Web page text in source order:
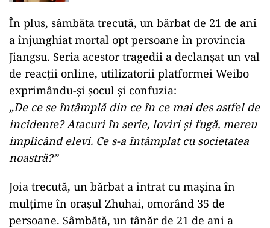
În plus, sâmbăta trecută, un bărbat de 21 de ani
a înjunghiat mortal opt persoane în provincia
Jiangsu. Seria acestor tragedii a declanșat un val
de reacții online, utilizatorii platformei Weibo
exprimându-și șocul și confuzia:
„De ce se întâmplă din ce în ce mai des astfel de
incidente? Atacuri în serie, loviri și fugă, mereu
implicând elevi. Ce s-a întâmplat cu societatea
noastră?”
Joia trecută, un bărbat a intrat cu mașina în
mulțime în orașul Zhuhai, omorând 35 de
persoane. Sâmbătă, un tânăr de 21 de ani a